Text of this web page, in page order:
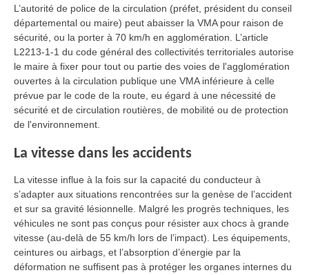
L’autorité de police de la circulation (préfet, président du conseil
départemental ou maire) peut abaisser la VMA pour raison de
sécurité, ou la porter à 70 km/h en agglomération. L’article
L2213-1-1 du code général des collectivités territoriales autorise
le maire à fixer pour tout ou partie des voies de l'agglomération
ouvertes à la circulation publique une VMA inférieure à celle
prévue par le code de la route, eu égard à une nécessité de
sécurité et de circulation routières, de mobilité ou de protection
de l'environnement.
La vitesse dans les accidents
La vitesse influe à la fois sur la capacité du conducteur à
s’adapter aux situations rencontrées sur la genèse de l’accident
et sur sa gravité lésionnelle. Malgré les progrès techniques, les
véhicules ne sont pas conçus pour résister aux chocs à grande
vitesse (au-delà de 55 km/h lors de l’impact). Les équipements,
ceintures ou airbags, et l’absorption d’énergie par la
déformation ne suffisent pas à protéger les organes internes du